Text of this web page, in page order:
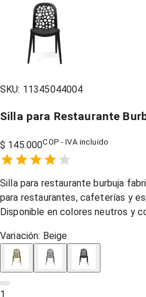
SKU: 11345044004
Silla para Restaurante
$ 145.000COP - IVA incluido
1 Star,
2 Stars,
3 Stars,
4 Stars,
5 Stars,
Silla para restaurante burbuja
para restaurantes, cafeterías y
Disponible en colores neutros y
Variación: Beige
1